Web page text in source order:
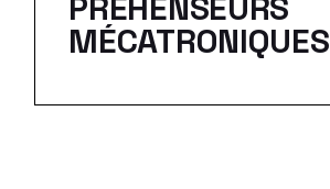
MÉCATRONIQUES